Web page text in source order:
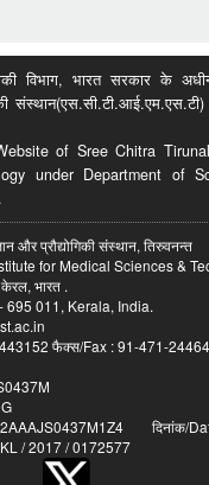
विभाग, भारत सरकार के
of Sree Chitra
under Department of
और प्रौद्योगिकी संस्थान, तिरुवनन्त
for Medical Sciences &
भारत .
011, Kerala, India.
फैक्स/Fax : 91-471-
दिनांक/
/ 2017 / 0172577